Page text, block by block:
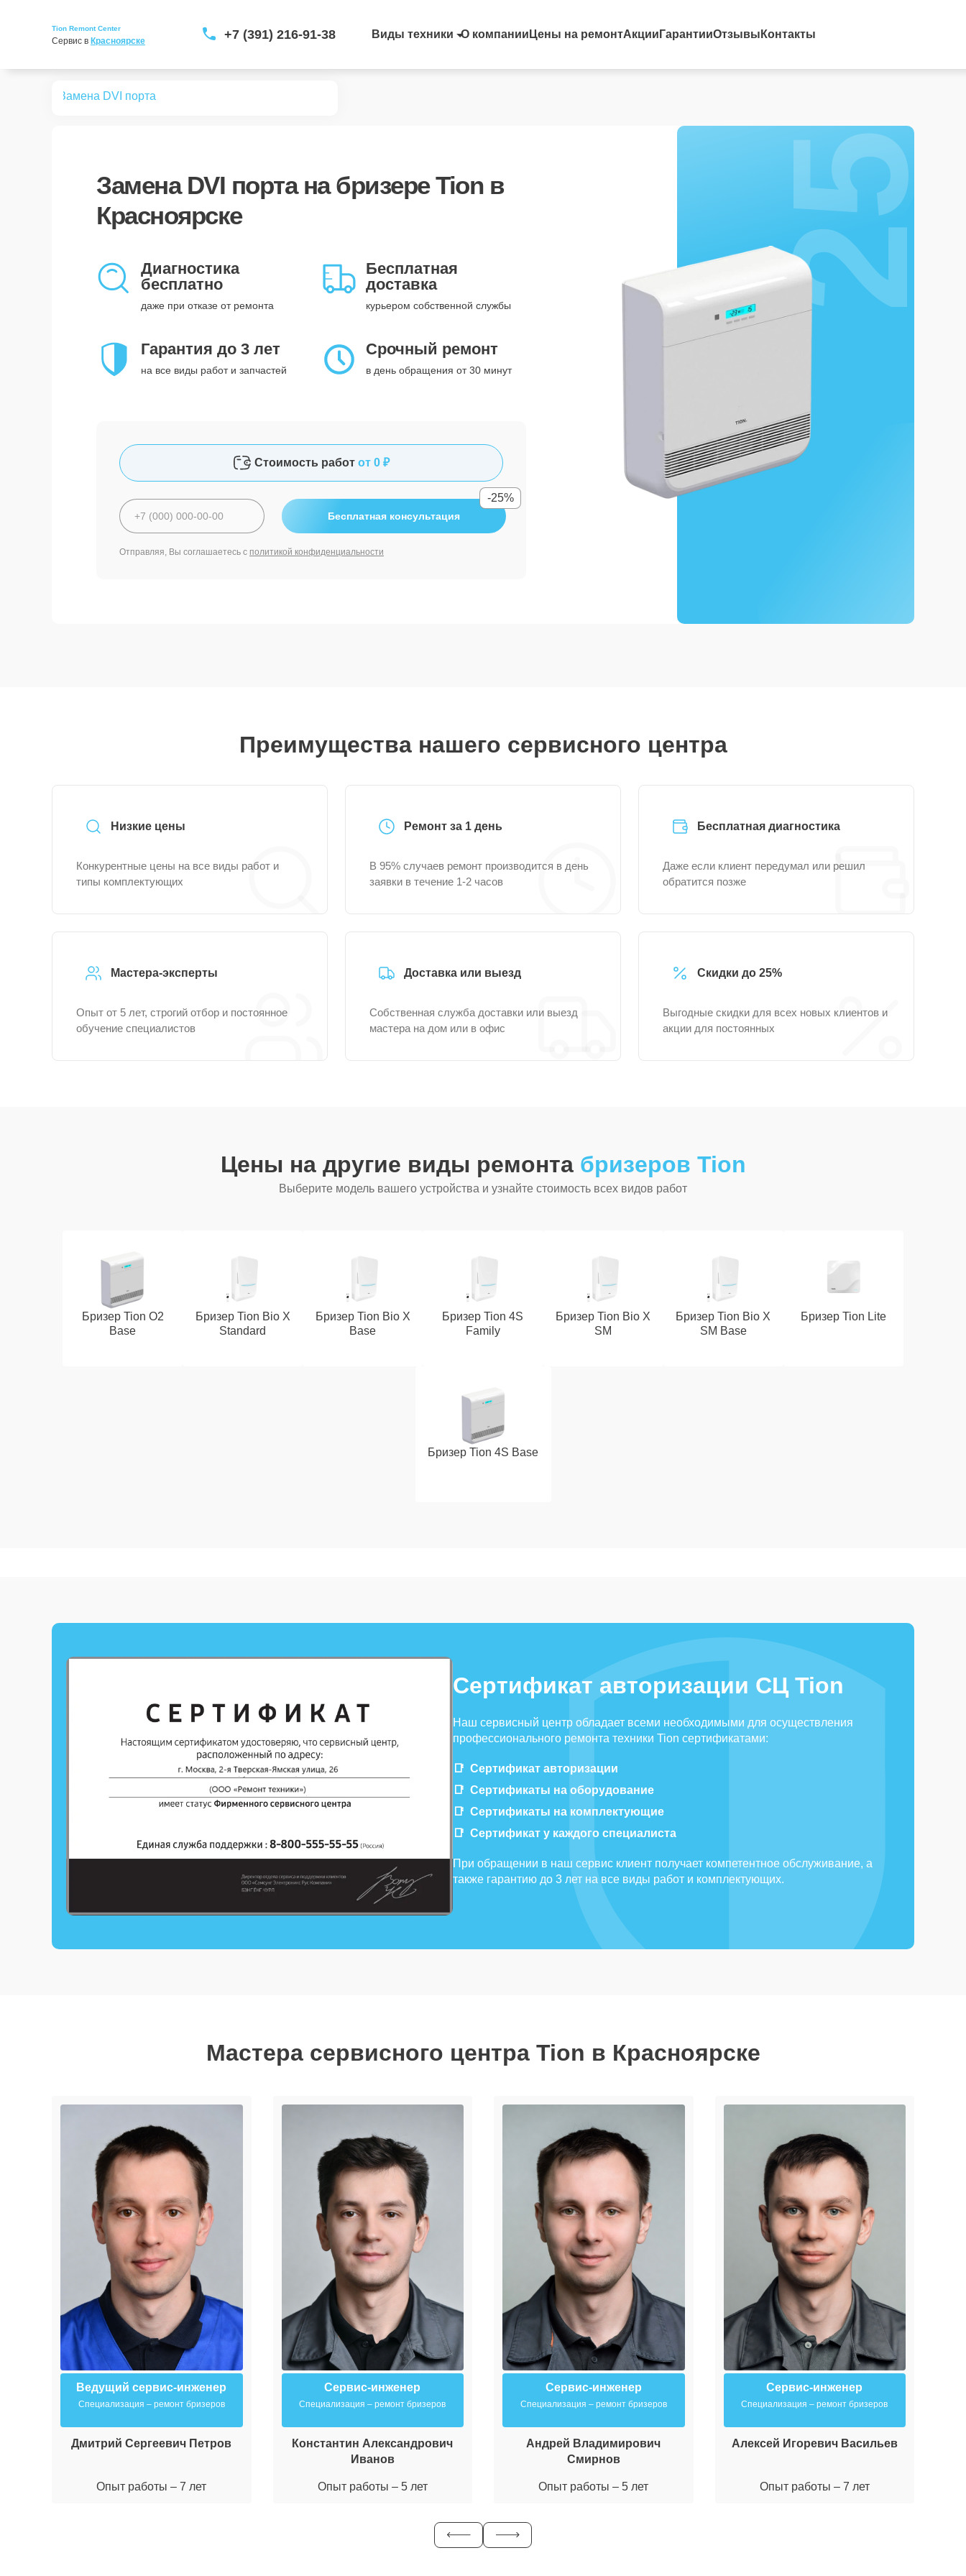
Tion Remont Center
Сервис в Красноярске +7 (391) 216-91-38 Виды техники О компании Цены на ремонтАкции ГарантииОтзывы Контакты
Замена DVI порта
Замена DVI портана бризере Tion в
Красноярске
Диагностика
бесплатно
даже при отказе от ремонта
Бесплатная
доставка
курьером собственной службы
Гарантия до 3 лет
на все виды работ и запчастей
Срочный ремонт
в день обращения от 30 минут
Стоимость работ от 0 ₽
Бесплатная консультация
-25%
Отправляя, Вы соглашаетесь с политикой конфиденциальности
25%
Преимущества нашего сервисного центра
Низкие цены
Конкурентные цены на все виды работ и
типы комплектующих
Ремонт за 1 день
В 95% случаев ремонт производится в день
заявки в течение 1-2 часов
Бесплатная диагностика
Даже если клиент передумал или решил
обратится позже
Мастера-эксперты
Опыт от 5 лет, строгий отбор и постоянное
обучение специалистов
Доставка или выезд
Собственная служба доставки или выезд
мастера на дом или в офис
Скидки до 25%
Выгодные скидки для всех новых клиентов и
акции для постоянных
Цены на другие виды ремонта бризеров Tion
Выберите модель вашего устройства и узнайте стоимость всех видов работ
Бризер Tion O2
Base
Бризер Tion Bio X
Standard
Бризер Tion Bio X
Base
Бризер Tion 4S
Family
Бризер Tion Bio X
SM
Бризер Tion Bio X
SM Base
Бризер Tion Lite
Бризер Tion 4S Base
Сертификат авторизации СЦ Tion
Наш сервисный центр обладает всеми необходимыми для осуществления
профессионального ремонта техники Tion сертификатами:
Сертификат авторизации
Сертификаты на оборудование
Сертификаты на комплектующие
Сертификат у каждого специалиста
При обращении в наш сервис клиент получает компетентное обслуживание, а
также гарантию до 3 лет на все виды работ и комплектующих.
Мастера сервисного центра Tion в Красноярске
Ведущий сервис-инженер
Специализация – ремонт бризеров
Дмитрий Сергеевич Петров
Опыт работы – 7 лет
Сервис-инженер
Специализация – ремонт бризеров
Константин Александрович
Иванов
Опыт работы – 5 лет
Сервис-инженер
Специализация – ремонт бризеров
Андрей Владимирович
Смирнов
Опыт работы – 5 лет
Сервис-инженер
Специализация – ремонт бризеров
Алексей Игоревич Васильев
Опыт работы – 7 лет